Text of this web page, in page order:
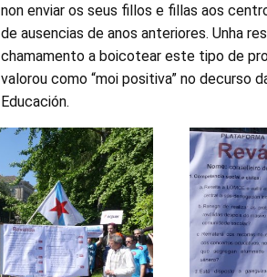
non enviar os seus fillos e fillas aos
de ausencias de anos anteriores. Unha
chamamento a boicotear este tipo de
valorou como “moi positiva” no decurso
Educación.